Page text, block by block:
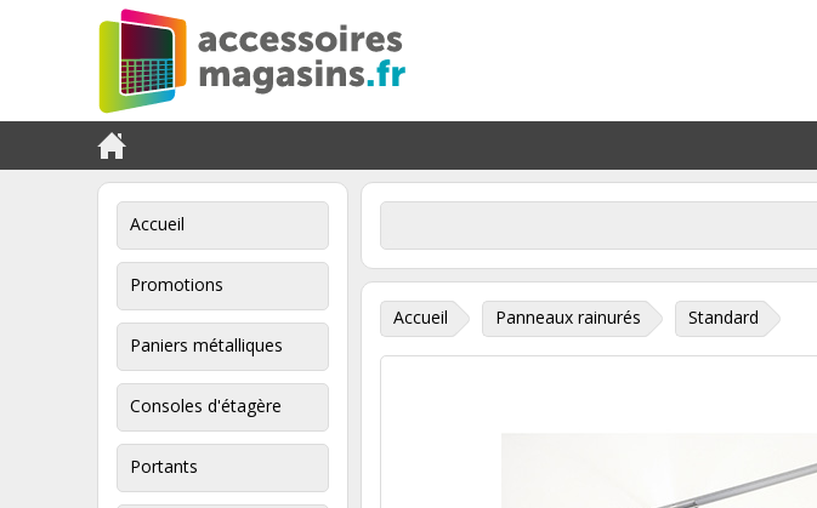
Accueil
Promotions
Paniers métalliques
Consoles d'étagère
Portants
Accueil Panneaux rainurés Standard